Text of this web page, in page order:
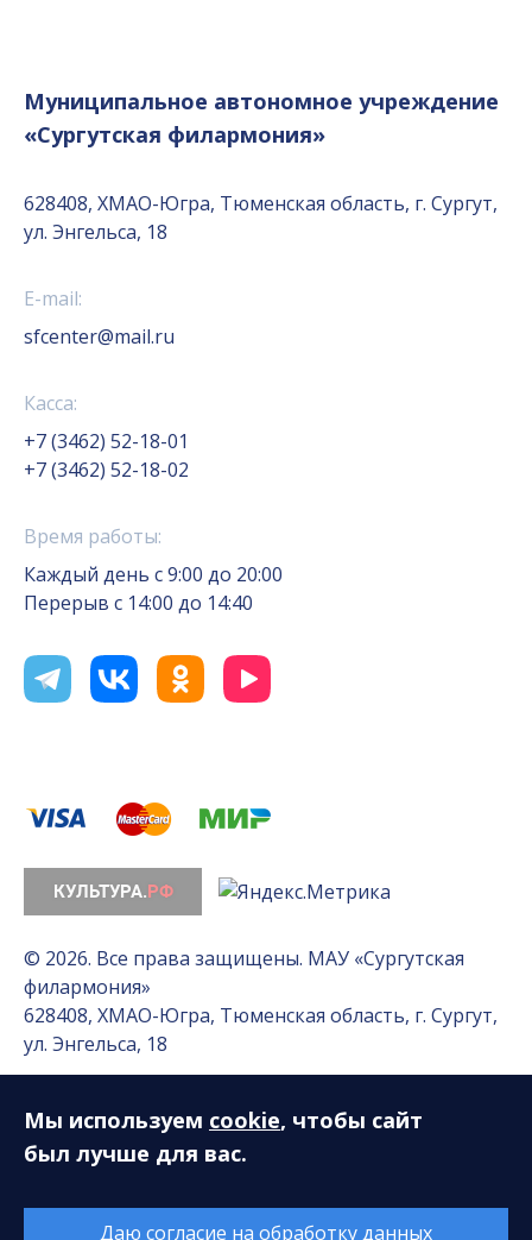
Муниципальное автономное учреждение
«Сургутская филармония»
628408, ХМАО-Югра, Тюменская область, г. Сургут,
ул. Энгельса, 18
E-mail:
sfcenter@mail.ru
Касса:
+7 (3462) 52-18-01
+7 (3462) 52-18-02
Время работы:
Каждый день с 9:00 до 20:00
Перерыв с 14:00 до 14:40
© 2026. Все права защищены. МАУ «Сургутская
филармония»
628408, ХМАО-Югра, Тюменская область, г. Сургут,
ул. Энгельса, 18
Разработка сайта — Интернет-лаборатория
«Делиссимо»
Обслуживание сайта —А1 Интернет-Эксперт
Мы используем cookie, чтобы сайт
был лучше для вас.
Даю согласие на обработку данных